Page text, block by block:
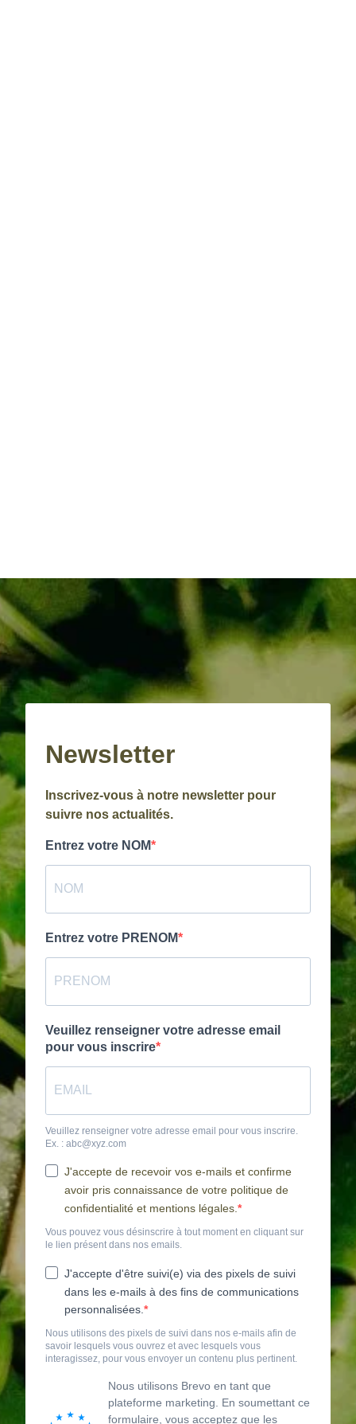
Newsletter
Inscrivez-vous à notre newsletter pour
suivre nos actualités.
Entrez votre NOM
Entrez votre PRENOM
Veuillez renseigner votre adresse email
pour vous inscrire
Veuillez renseigner votre adresse email pour vous inscrire.
Ex. : abc@xyz.com
J'accepte de recevoir vos e-mails et confirme
avoir pris connaissance de votre politique de
confidentialité et mentions légales.
Vous pouvez vous désinscrire à tout moment en cliquant sur
le lien présent dans nos emails.
J'accepte d'être suivi(e) via des pixels de suivi
dans les e-mails à des fins de communications
personnalisées.
Nous utilisons des pixels de suivi dans nos e-mails afin de
savoir lesquels vous ouvrez et avec lesquels vous
interagissez, pour vous envoyer un contenu plus pertinent.
Nous utilisons Brevo en tant que
plateforme marketing. En soumettant ce
formulaire, vous acceptez que les